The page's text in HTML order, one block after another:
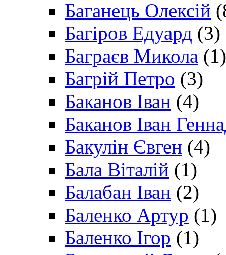
Баганець Олексій
Багіров Едуард (3)
Баграєв Микола (1)
Багрій Петро (3)
Баканов Іван (4)
Баканов Іван
Бакулін Євген (4)
Бала Віталій (1)
Балабан Іван (2)
Баленко Артур (1)
Баленко Ігор (1)